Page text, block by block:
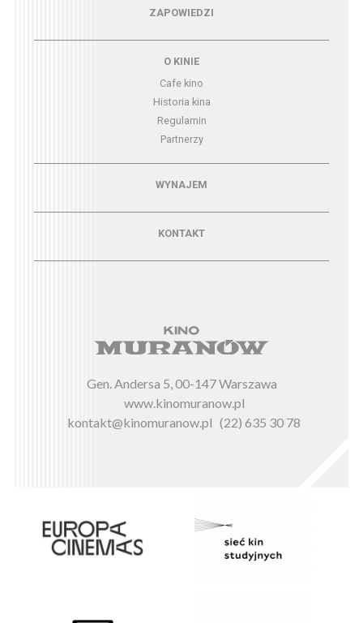
Menu - zapowiedziZAPOWIEDZI
O KINIE
Cafe kino
Historia kina
Regulamin
Partnerzy
Menu - wynajemWYNAJEM
KONTAKT
Gen. Andersa 5, 00-147 Warszawa
www.kinomuranow.pl
kontakt@kinomuranow.pl (22) 635 30 78